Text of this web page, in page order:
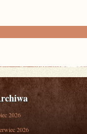
2026
2026